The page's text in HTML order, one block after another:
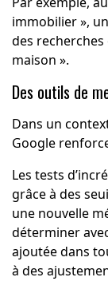
immobilier »,
des
maison ».
Des outils de
Dans un
Google
Les tests
grâce à des
une nouvelle
déterminer
ajoutée dans
à des